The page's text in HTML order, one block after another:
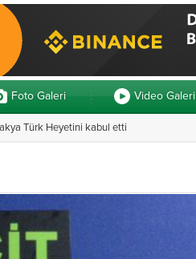
Foto Galeri Video Galeri
Türk Heyetini kabul etti